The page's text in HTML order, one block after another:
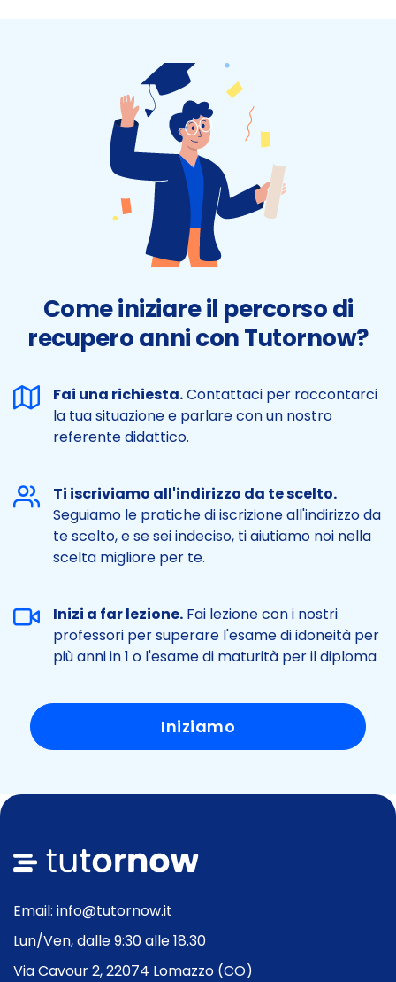
Come iniziare il percorso di
recupero anni con Tutornow?
Fai una richiesta.Contattaci per raccontarci
la tua situazione e parlare con un nostro
referente didattico.
Ti iscriviamo all'indirizzo da te scelto.
Seguiamo le pratiche di iscrizione all'indirizzo da
te scelto, e se sei indeciso, ti aiutiamo noi nella
scelta migliore per te.
Inizi a far lezione. Fai lezione con i nostri
professori per superare l'esame di idoneità per
più anni in 1 o l'esame di maturità per il diploma
Iniziamo
Email: info@tutornow.it
Lun/Ven, dalle 9:30 alle 18.30
Via Cavour 2, 22074 Lomazzo (CO)